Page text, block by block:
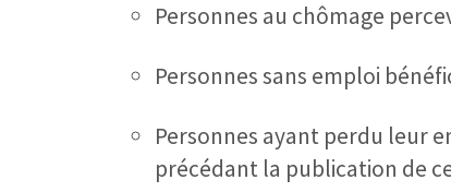
Personnes au chômage
Personnes sans emploi
Personnes ayant perdu leur
précédant la publication de